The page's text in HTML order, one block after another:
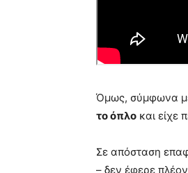
Όμως, σύμφωνα με
το όπλο και είχε
Σε απόσταση
– δεν έφερε